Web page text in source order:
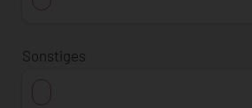
Sonstiges